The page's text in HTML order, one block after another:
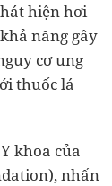
hiện hơi
năng gây
cơ ung
thuốc lá
khoa của
nhấn